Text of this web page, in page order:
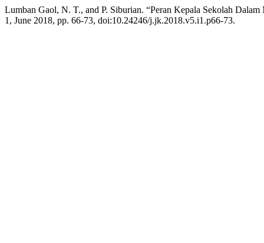
Lumban Gaol, N. T., and P. Siburian. “Peran Kepala Sekolah
1, June 2018, pp. 66-73, doi:10.24246/j.jk.2018.v5.i1.p66-73.